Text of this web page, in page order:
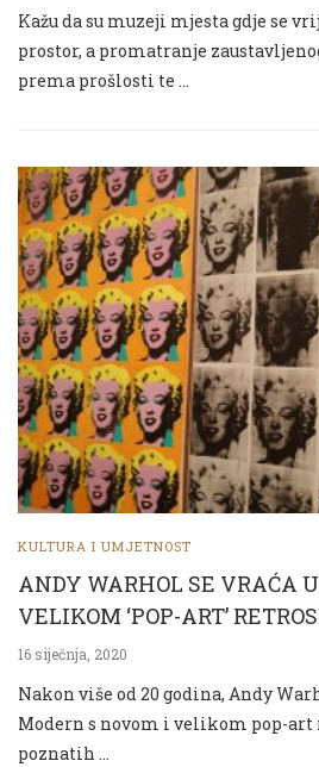
Kažu da su muzeji mjesta gdje se
prostor, a promatranje
prema prošlosti te …
KULTURA I UMJETNOST
ANDY WARHOL SE VRAĆA
VELIKOM ‘POP-ART’
16 siječnja, 2020
Nakon više od 20 godina, Andy
Modern s novom i velikom pop-
poznatih …